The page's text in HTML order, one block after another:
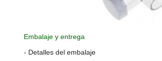
Embalaje y entrega
- Detalles del embalaje